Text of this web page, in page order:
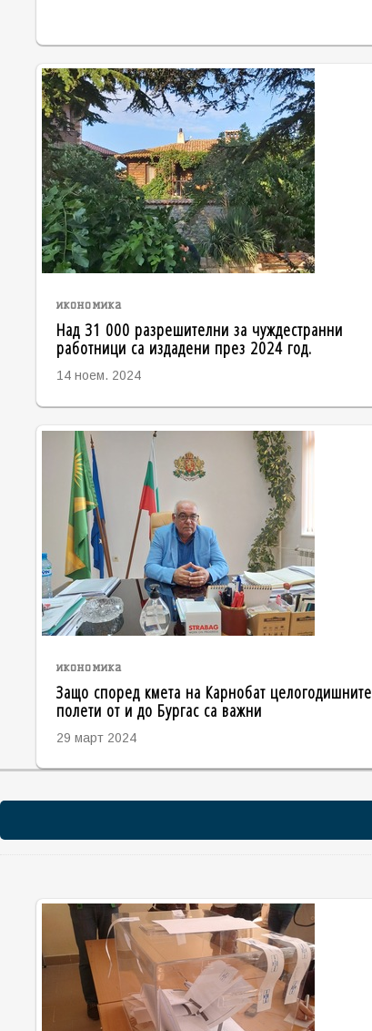
икономика
Над 31 000 разрешителни за чуждестранни
работници са издадени през 2024 год.
14 ноем. 2024
икономика
Защо според кмета на Карнобат целогодишните
полети от и до Бургас са важни
29 март 2024